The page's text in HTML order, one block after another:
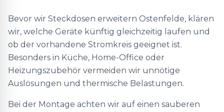
Bevor wir Steckdosen erweitern Ostenfelde, klären
wir, welche Geräte künftig gleichzeitig laufen und
ob der vorhandene Stromkreis geeignet ist.
Besonders in Küche, Home-Office oder
Heizungszubehör vermeiden wir unnötige
Auslösungen und thermische Belastungen.
Bei der Montage achten wir auf einen sauberen